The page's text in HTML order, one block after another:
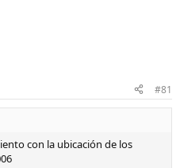
#81
con la ubicación de los